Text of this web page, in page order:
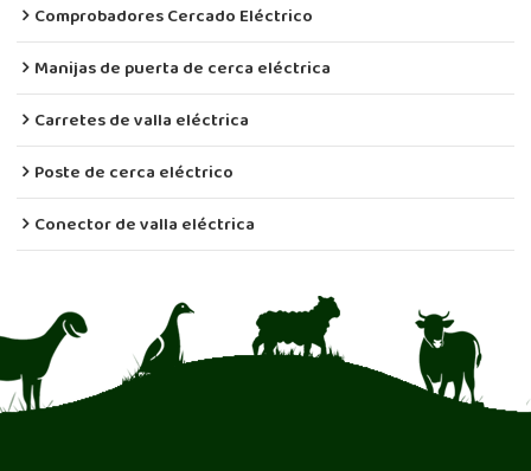
Comprobadores Cercado Eléctrico
Manijas de puerta de cerca eléctrica
Carretes de valla eléctrica
Poste de cerca eléctrico
Conector de valla eléctrica